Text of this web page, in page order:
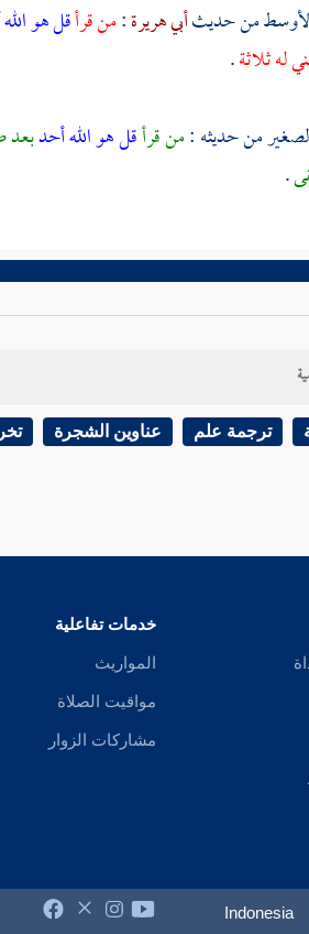
من حديثأبي هريرة:من قرأقل هو
له ثلاثة.
من حديثه :من قرأقل هو الله أحدبعد
.
ترجمة علم عناوين الشجرة
خدمات تفاعلية
المواريث
مواقيت الصلاة
مشاركات الزوار
Indonesia